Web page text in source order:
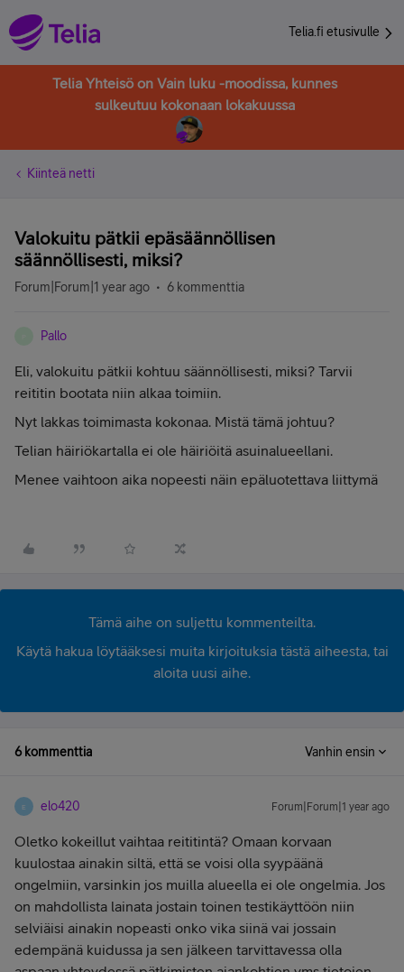
Telia.fi etusivulle
Telia Yhteisö on Vain luku -moodissa, kunnes
sulkeutuu kokonaan lokakuussa
Kiinteä netti
Valokuitu pätkii epäsäännöllisen
säännöllisesti, miksi?
Forum|Forum|1 year ago 6 kommenttia
Pallo
Eli, valokuitu pätkii kohtuu säännöllisesti, miksi? Tarvii
reititin bootata niin alkaa toimiin.
Nyt lakkas toimimasta kokonaa. Mistä tämä johtuu?
Telian häiriökartalla ei ole häiriöitä asuinalueellani.
Menee vaihtoon aika nopeesti näin epäluotettava liittymä
Tämä aihe on suljettu kommenteilta.
Käytä hakua löytääksesi muita kirjoituksia tästä aiheesta, tai
aloita uusi aihe.
6 kommenttia Vanhin ensin
E elo420 Forum|Forum|1 year ago
Oletko kokeillut vaihtaa reititintä? Omaan korvaan
kuulostaa ainakin siltä, että se voisi olla syypäänä
ongelmiin, varsinkin jos muilla alueella ei ole ongelmia. Jos
on mahdollista lainata jostain toinen testikäyttöön niin
selviäisi ainakin nopeasti onko vika siinä vai jossain
edempänä kuidussa ja sen jälkeen tarvittavessa olla